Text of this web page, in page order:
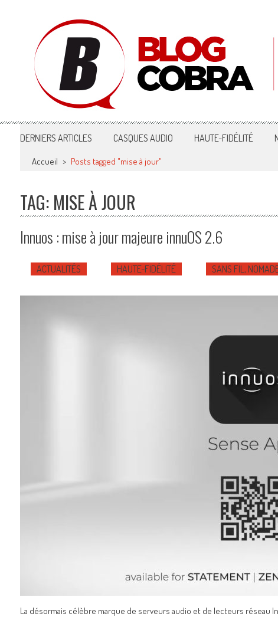
Blog Cobra
Toute l'actu Image & Son !
DERNIERS ARTICLES CASQUES AUDIO HAUTE-FIDÉLITÉ
Accueil > Posts tagged "mise à jour"
TAG: MISE À JOUR
Innuos : mise à jour majeure innuOS 2.6
ACTUALITÉS HAUTE-FIDÉLITÉ SANS FIL,
La désormais célèbre marque de serveurs audio et de lecteurs réseau